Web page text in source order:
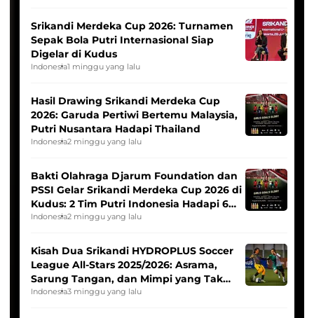
Srikandi Merdeka Cup 2026: Turnamen
Sepak Bola Putri Internasional Siap
Digelar di Kudus
Indonesia1 minggu yang lalu
Hasil Drawing Srikandi Merdeka Cup
2026: Garuda Pertiwi Bertemu Malaysia,
Putri Nusantara Hadapi Thailand
Indonesia2 minggu yang lalu
Bakti Olahraga Djarum Foundation dan
PSSI Gelar Srikandi Merdeka Cup 2026 di
Kudus: 2 Tim Putri Indonesia Hadapi 6
Tim Asia
Indonesia2 minggu yang lalu
Kisah Dua Srikandi HYDROPLUS Soccer
League All-Stars 2025/2026: Asrama,
Sarung Tangan, dan Mimpi yang Tak
Pernah Padam
Indonesia3 minggu yang lalu